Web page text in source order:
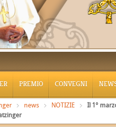
PREMIO CONVEGNI
news NOTIZIE
Il 1°